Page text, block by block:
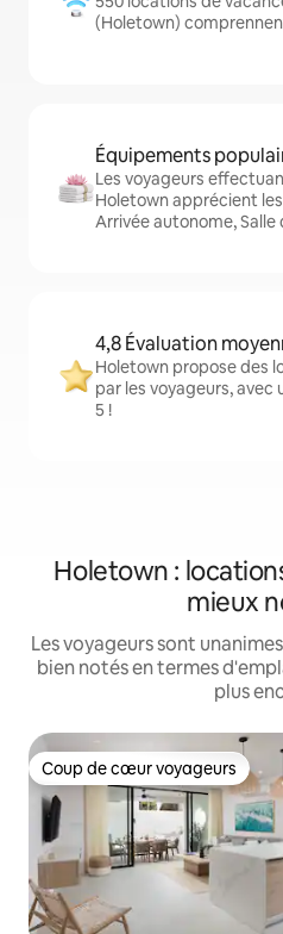
(Holetown)
Équipements
Les voyageurs
Holetown apprécient
Arrivée autonome,
4,8 Évaluation
Holetown propose des
par les voyageurs, avec
5 !
Holetown :
mieux
Les voyageurs sont
bien notés en termes
plus
Coup de cœur voyageurs
Coup de cœur voyageurs